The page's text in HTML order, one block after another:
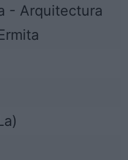
- Arquitectura